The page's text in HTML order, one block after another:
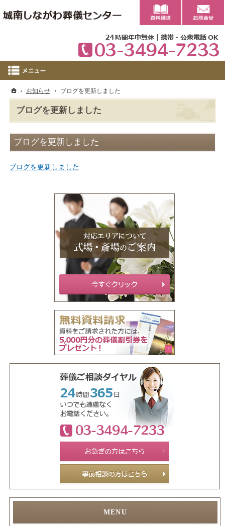
ブログを更新しました
ブログを更新しました
ブログを更新しました
ホーム
お知らせ ブログを更新しました